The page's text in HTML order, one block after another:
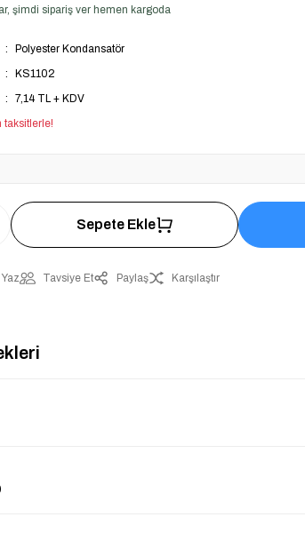
şimdi sipariş ver hemen kargoda
Polyester Kondansatör
KS1102
7,14 TL + KDV
taksitlerle!
Sepete Ekle
Tavsiye Et Paylaş Karşılaştır